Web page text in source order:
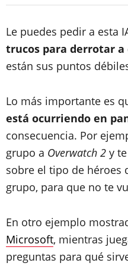
Le puedes pedir a esta
trucos para derrotar
están sus puntos
Lo más importante es
está ocurriendo en
consecuencia. Por
grupo a Overwatch 2 y
sobre el tipo de héroes
grupo, para que no te
En otro ejemplo
Microsoft, mientras
preguntas para qué